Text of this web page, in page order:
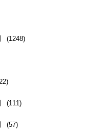
(1248)
(111)
(57)